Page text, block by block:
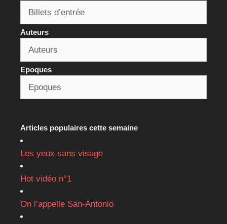
Auteurs
Epoques
Articles populaires cette semaine
Les yeux sans visage
Hot vidéo n°1
On l’appelle San-Antonio